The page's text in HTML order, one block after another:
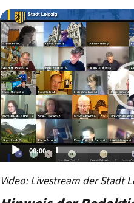
Player
00:00
Video: Livestream der Stadt